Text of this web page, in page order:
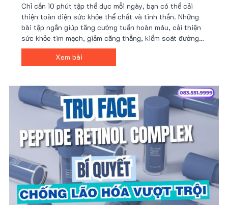
Chỉ cần 10 phút tập thể dục mỗi ngày, bạn có thể cải
thiện toàn diện sức khỏe thể chất và tinh thần. Những
bài tập ngắn giúp tăng cường tuần hoàn máu, cải thiện
sức khỏe tim mạch, giảm căng thẳng, kiểm soát đường
huyết, hỗ trợ giảm cân, tăng cường hệ miễn dịch và
nâng cao năng suất làm việc.
Xem bài